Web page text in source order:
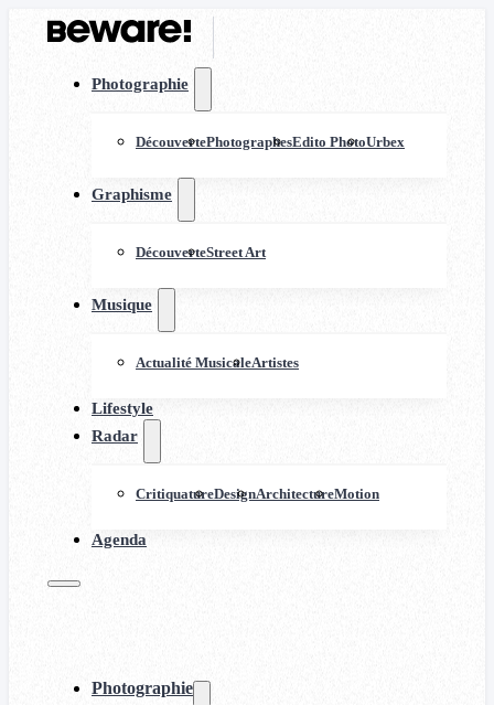
Photographie
DécouvertePhotographesEdito PhotoUrbex
Graphisme
DécouverteStreet Art
Musique
Actualité MusicaleArtistes
Lifestyle
Radar
CritiquatureDesignArchitectureMotion
Agenda
Photographie